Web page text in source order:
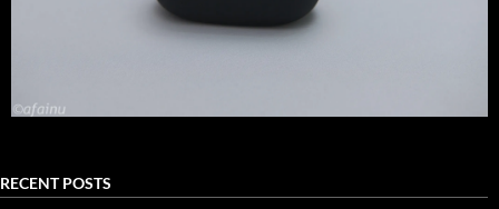
RECENT POSTS